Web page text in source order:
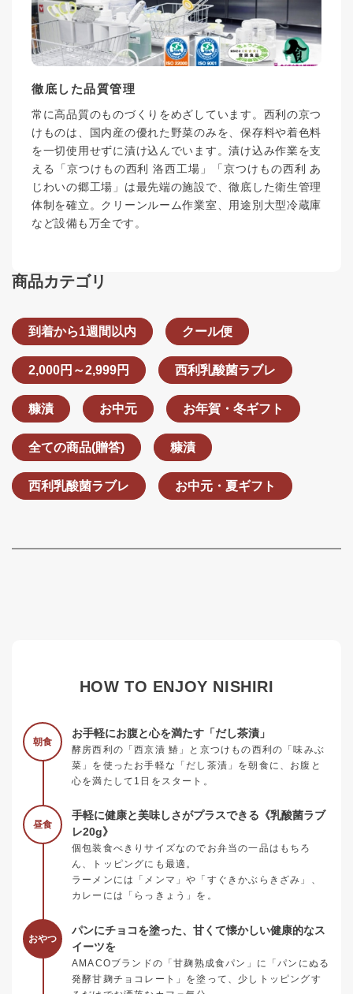
徹底した品質管理
常に高品質のものづくりをめざしています。西利の京つ
けものは、国内産の優れた野菜のみを、保存料や着色料
を一切使用せずに漬け込んでいます。漬け込み作業を支
える「京つけもの西利 洛西工場」「京つけもの西利 あ
じわいの郷工場」は最先端の施設で、徹底した衛生管理
体制を確立。クリーンルーム作業室、用途別大型冷蔵庫
など設備も万全です。
商品カテゴリ
到着から1週間以内 クール便
2,000円～2,999円 西利乳酸菌ラブレ
糠漬 お中元 お年賀・冬ギフト
全ての商品(贈答) 糠漬
西利乳酸菌ラブレ お中元・夏ギフト
HOW TO ENJOY NISHIRI
朝食
お手軽にお腹と心を満たす「だし茶漬」
酵房西利の「西京漬 鰆」と京つけもの西利の「味みぶ
菜」を使ったお手軽な「だし茶漬」を朝食に、お腹と
心を満たして1日をスタート。
昼食
手軽に健康と美味しさがプラスできる《乳酸菌ラブ
レ20g》
個包装食べきりサイズなのでお弁当の一品はもちろ
ん、トッピングにも最適。
ラーメンには「メンマ」や「すぐきかぶらきざみ」、
カレーには「らっきょう」を。
おやつ
パンにチョコを塗った、甘くて懐かしい健康的なス
イーツを
AMACOブランドの「甘麹熟成食パン」に「パンにぬる
発酵甘麹チョコレート」を塗って、少しトッピングす